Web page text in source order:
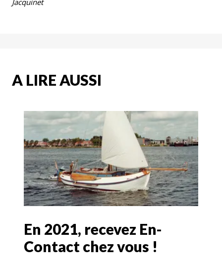
A LIRE AUSSI
En 2021, recevez En-
Contact chez vous !